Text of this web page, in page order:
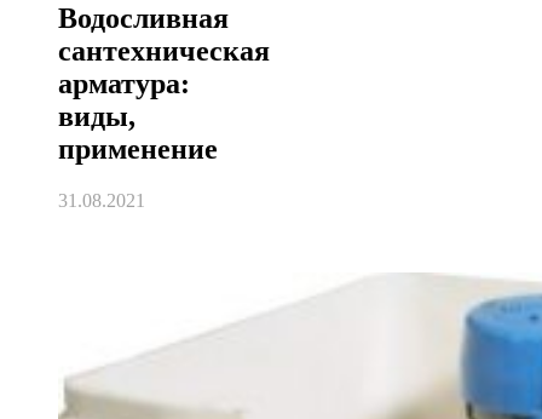
Водосливная
сантехническая
арматура:
виды,
применение
31.08.2021